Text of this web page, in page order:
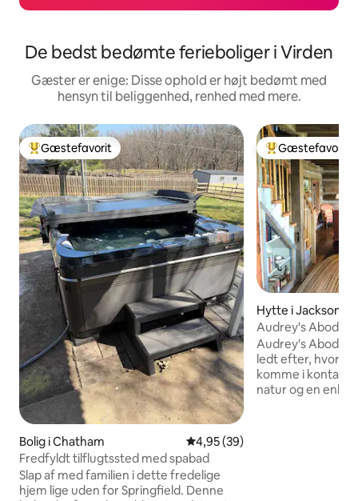
De bedst bedømte ferieboliger i Virden
Gæster er enige: Disse ophold er højt bedømt med
hensyn til beliggenhed, renhed med mere.
Bedste gæstefavorit
Gæstefavorit
Bolig i Chatham 4,95 ud af 5 i gennemsnitlig
4,95 (39)
Fredfyldt tilflugtssted med spabad
Slap af med familien i dette fredelige
hjem lige uden for Springfield. Denne
Bedste
Gæstefavorit
Hytte i
Audrey's Abode
Audrey's Abode
ledt efter, hvor
komme i kontakt
natur og en